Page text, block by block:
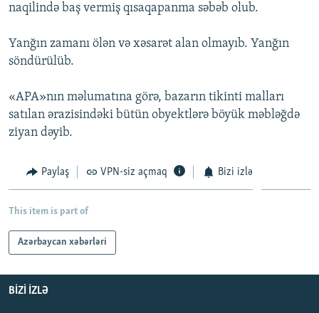
naqilində baş vermiş qısaqapanma səbəb olub.
Yanğın zamanı ölən və xəsarət alan olmayıb. Yanğın
söndürülüb.
«APA»nın məlumatına görə, bazarın tikinti malları
satılan ərazisindəki bütün obyektlərə böyük məbləğdə
ziyan dəyib.
Paylaş VPN-siz açmaq Bizi izlə
This item is part of
Azərbaycan xəbərləri
BIZI IZLƏ